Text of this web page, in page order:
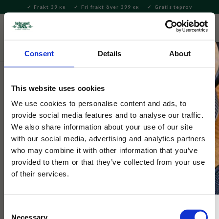
Consent Details About
This website uses cookies
We use cookies to personalise content and ads, to
provide social media features and to analyse our traffic.
We also share information about your use of our site
with our social media, advertising and analytics partners
who may combine it with other information that you’ve
provided to them or that they’ve collected from your use
of their services.
Necessary
Meny
Frakt 39 KR Fri frakt över 399 KR Gratis teprov
Delikatesser Kakor & Konfektyr
Selected by Tehuset Java
Benetto Dark Toasted Hazelnut
80g
Toasted Hazelnuts är en ekologisk Fairtrade-certifierad mörk
choklad med 60% kakao och en generös krispighet av rostade
hasselnötter.